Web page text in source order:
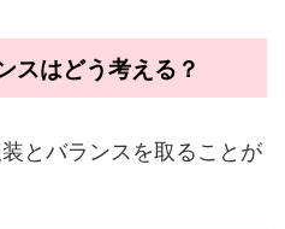
スはどう考える？
とバランスを取ることが